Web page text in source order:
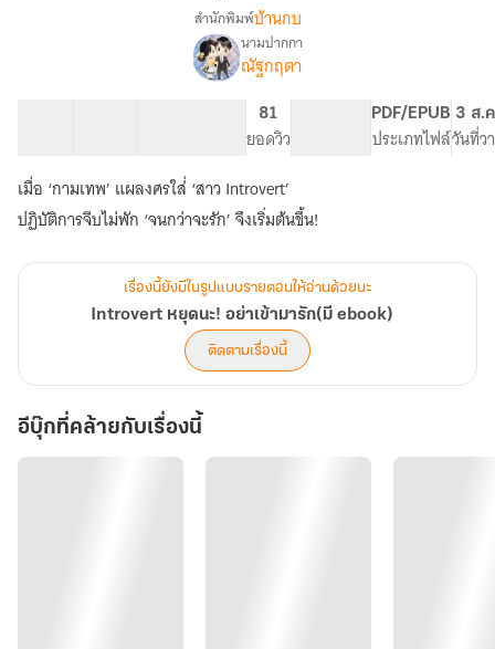
เรื่องIntrovert
หยุด
อย่า
เข้า
รัก(มี
ebook)
สำนักพิมพ์บ้านกบ
นามปากกา
ณัฐกฤตา
81
ยอดวิว
PDF/EPUB
ประเภทไฟล์
3 ส.
วันที่ว
เมื่อ ‘กามเทพ’ แผลงศรใส่่ ‘สาว Introvert’
ปฏิบัติการจีบไม่พัก ‘จนกว่าจะรัก’ จึงเริ่มต้นขึ้น!
เรื่องนี้ยังมีในรูปแบบรายตอนให้อ่านด้วยนะ
Introvert หยุดนะ! อย่าเข้ามารัก(มี ebook)
ติดตามเรื่องนี้
อีบุ๊กที่คล้ายกับเรื่องนี้